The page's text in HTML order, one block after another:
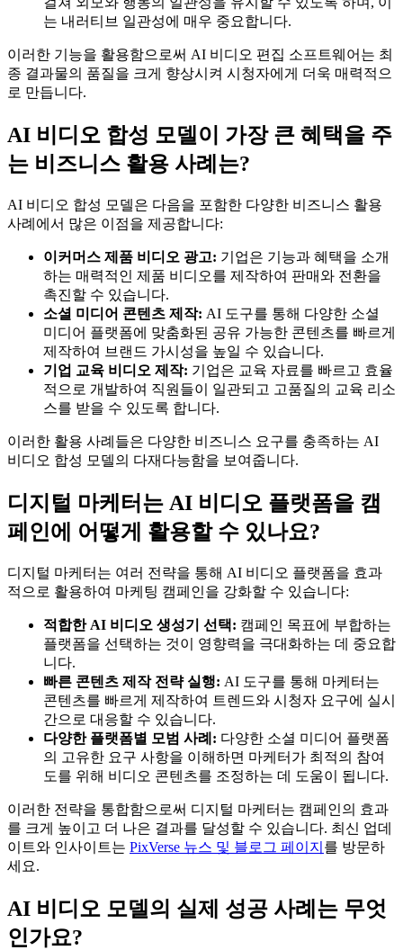
는 내러티브 일관성에 매우 중요합니다.
이러한 기능을 활용함으로써 AI 비디오 편집 소프트웨어는 최
종 결과물의 품질을 크게 향상시켜 시청자에게 더욱 매력적으
로 만듭니다.
AI 비디오 합성 모델이 가장 큰 혜택을 주
는 비즈니스 활용 사례는?
AI 비디오 합성 모델은 다음을 포함한 다양한 비즈니스 활용
사례에서 많은 이점을 제공합니다:
이커머스 제품 비디오 광고: 기업은 기능과 혜택을 소개
하는 매력적인 제품 비디오를 제작하여 판매와 전환을
촉진할 수 있습니다.
소셜 미디어 콘텐츠 제작: AI 도구를 통해 다양한 소셜
미디어 플랫폼에 맞춤화된 공유 가능한 콘텐츠를 빠르게
제작하여 브랜드 가시성을 높일 수 있습니다.
기업 교육 비디오 제작: 기업은 교육 자료를 빠르고 효율
적으로 개발하여 직원들이 일관되고 고품질의 교육 리소
스를 받을 수 있도록 합니다.
이러한 활용 사례들은 다양한 비즈니스 요구를 충족하는 AI
비디오 합성 모델의 다재다능함을 보여줍니다.
디지털 마케터는 AI 비디오 플랫폼을 캠
페인에 어떻게 활용할 수 있나요?
디지털 마케터는 여러 전략을 통해 AI 비디오 플랫폼을 효과
적으로 활용하여 마케팅 캠페인을 강화할 수 있습니다:
적합한 AI 비디오 생성기 선택: 캠페인 목표에 부합하는
플랫폼을 선택하는 것이 영향력을 극대화하는 데 중요합
니다.
빠른 콘텐츠 제작 전략 실행: AI 도구를 통해 마케터는
콘텐츠를 빠르게 제작하여 트렌드와 시청자 요구에 실시
간으로 대응할 수 있습니다.
다양한 플랫폼별 모범 사례: 다양한 소셜 미디어 플랫폼
의 고유한 요구 사항을 이해하면 마케터가 최적의 참여
도를 위해 비디오 콘텐츠를 조정하는 데 도움이 됩니다.
이러한 전략을 통합함으로써 디지털 마케터는 캠페인의 효과
를 크게 높이고 더 나은 결과를 달성할 수 있습니다. 최신 업데
이트와 인사이트는 PixVerse 뉴스 및 블로그 페이지 를 방문하
세요.
AI 비디오 모델의 실제 성공 사례는 무엇
인가요?